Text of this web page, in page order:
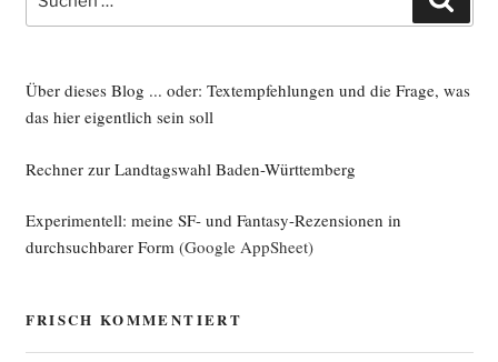
nach:
Über dieses Blog ... oder: Textempfehlungen und die Frage, was
das hier eigentlich sein soll
Rechner zur Landtagswahl Baden-Württemberg
Experimentell: meine SF- und Fantasy-Rezensionen in
durchsuchbarer Form(Google AppSheet)
FRISCH KOMMENTIERT